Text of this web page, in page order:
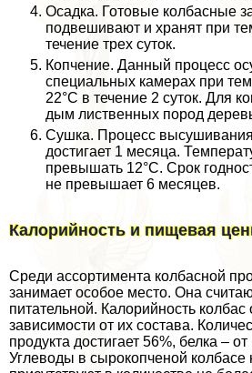
Осадка. Готовые колбасные
подвешивают и хранят при
течение трех суток.
Копчение. Данный процесс
специальных камерах при
22°С в течение 2 суток. Для
дым лиственных пород
Сушка. Процесс высушивания
достигает 1 месяца.
превышать 12°С. Срок
не превышает 6 месяцев.
Калорийность и пищевая
Среди ассортимента колбасной
занимает особое место. Она
питательной. Калорийность колбас
зависимости от их состава.
продукта достигает 56%, белка –
Углеводы в сырокопченой колбасе